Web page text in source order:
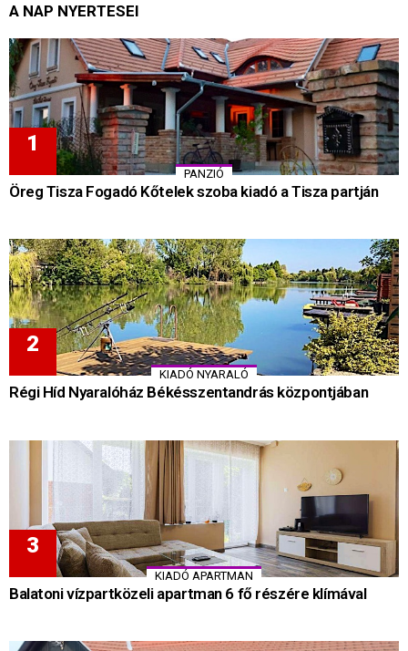
A NAP NYERTESEI
PANZIÓ
Öreg Tisza Fogadó Kőtelek szoba kiadó a Tisza partján
KIADÓ NYARALÓ
Régi Híd Nyaralóház Békésszentandrás központjában
KIADÓ APARTMAN
Balatoni vízpartközeli apartman 6 fő részére klímával